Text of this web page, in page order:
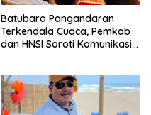
Batubara Pangandaran
Terkendala Cuaca, Pemkab
dan HNSI Soroti Komunikasi